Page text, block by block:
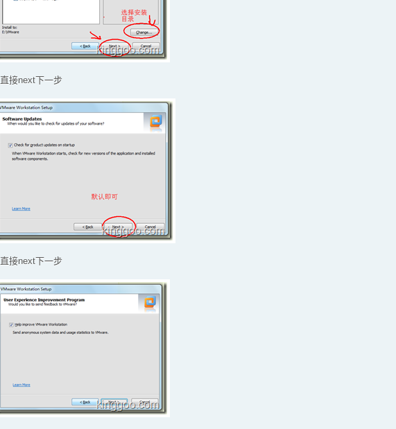
直接next下一步
直接next下一步